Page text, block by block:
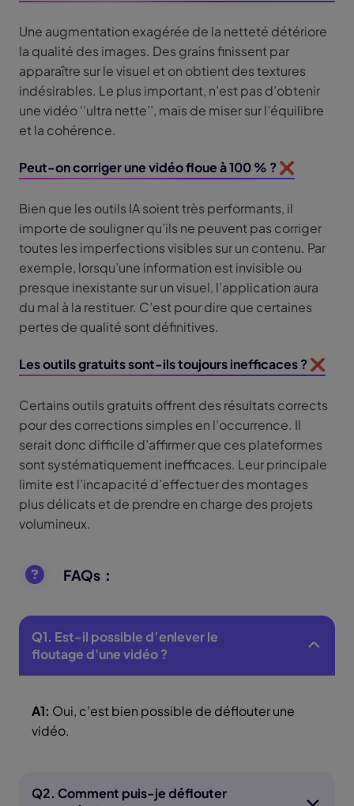
Une augmentation exagérée de la netteté détériore
la qualité des images. Des grains finissent par
apparaître sur le visuel et on obtient des textures
indésirables. Le plus important, n’est pas d’obtenir
une vidéo ‘’ultra nette’’, mais de miser sur l’équilibre
et la cohérence.
Peut-on corriger une vidéo floue à 100 % ? ❌
Bien que les outils IA soient très performants, il
importe de souligner qu’ils ne peuvent pas corriger
toutes les imperfections visibles sur un contenu. Par
exemple, lorsqu’une information est invisible ou
presque inexistante sur un visuel, l’application aura
du mal à la restituer. C’est pour dire que certaines
pertes de qualité sont définitives.
Les outils gratuits sont-ils toujours inefficaces ? ❌
Certains outils gratuits offrent des résultats corrects
pour des corrections simples en l’occurrence. Il
serait donc difficile d’affirmer que ces plateformes
sont systématiquement inefficaces. Leur principale
limite est l’incapacité d’effectuer des montages
plus délicats et de prendre en charge des projets
volumineux.
FAQs：
Q1. Est-il possible d’enlever le
floutage d'une vidéo ?
A1: Oui, c’est bien possible de déflouter une
vidéo.
Q2. Comment puis-je déflouter